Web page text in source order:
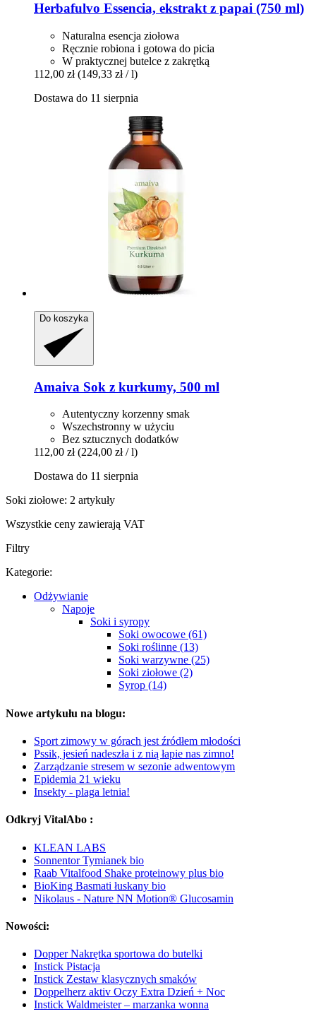
Herbafulvo Essencia, ekstrakt z papai (750 ml)
Naturalna esencja ziołowa
Ręcznie robiona i gotowa do picia
W praktycznej butelce z zakrętką
112,00 zł (149,33 zł / l)
Dostawa do 11 sierpnia
Do koszyka
Amaiva Sok z kurkumy, 500 ml
Autentyczny korzenny smak
Wszechstronny w użyciu
Bez sztucznych dodatków
112,00 zł (224,00 zł / l)
Dostawa do 11 sierpnia
Soki ziołowe: 2 artykuły
Wszystkie ceny zawierają VAT
Filtry
Kategorie:
Odżywianie
Napoje
Soki i syropy
Soki owocowe (61)
Soki roślinne (13)
Soki warzywne (25)
Soki ziołowe (2)
Syrop (14)
Nowe artykułu na blogu:
Sport zimowy w górach jest źródłem młodości
Pssik, jesień nadeszła i z nią łapie nas zimno!
Zarządzanie stresem w sezonie adwentowym
Epidemia 21 wieku
Insekty - plaga letnia!
Odkryj VitalAbo :
KLEAN LABS
Sonnentor Tymianek bio
Raab Vitalfood Shake proteinowy plus bio
BioKing Basmati łuskany bio
Nikolaus - Nature NN Motion® Glucosamin
Nowości:
Dopper Nakrętka sportowa do butelki
Instick Pistacja
Instick Zestaw klasycznych smaków
Doppelherz aktiv Oczy Extra Dzień + Noc
Instick Waldmeister – marzanka wonna